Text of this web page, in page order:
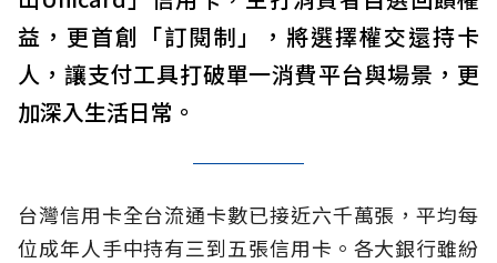
益，更首創「訂閱制」，將選擇權交還持卡
人，讓支付工具打破單一消費平台與場景，更
加深入生活日常。
台灣信用卡全台流通卡數已接近六千萬張，平均每
位成年人手中持有三到五張信用卡。各大銀行雖紛